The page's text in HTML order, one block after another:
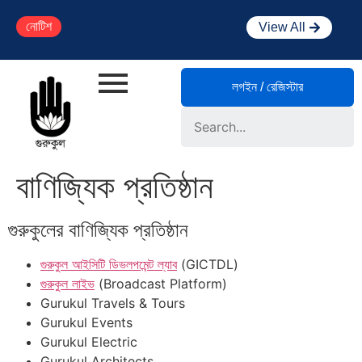
নোটিশ View All
লগইন / রেজিস্টার
বাণিজ্যিক প্রতিষ্ঠান
গুরুকুলের বাণিজ্যিক প্রতিষ্ঠান
গুরুকুল আইসিটি ডিভলপমেন্ট ল্যাব(GICTDL)
গুরুকুল লাইভ (Broadcast Platform)
Gurukul Travels & Tours
Gurukul Events
Gurukul Electric